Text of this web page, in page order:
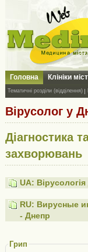
Головна Клініки
Тематичні розділи (відділення)
Вірусолог у
Діагностика
захворювань
UA: Вірусологія
RU: Вирусные
- Днепр
Грип